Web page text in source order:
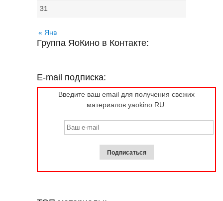
31
« Янв
Группа ЯоКино в Контакте:
E-mail подписка:
Введите ваш email для получения свежих
материалов yaokino.RU: